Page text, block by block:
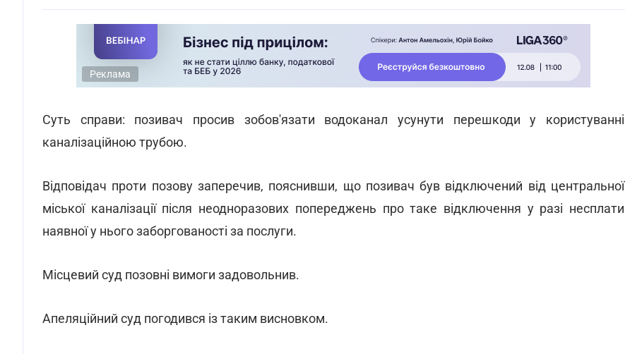
Реклама
Суть справи: позивач просив зобов'язати водоканал усунути перешкоди у користуванні
каналізаційною трубою.
Відповідач проти позову заперечив, пояснивши, що позивач був відключений від центральної
міської каналізації після неодноразових попереджень про таке відключення у разі несплати
наявної у нього заборгованості за послуги.
Місцевий суд позовні вимоги задовольнив.
Апеляційний суд погодився із таким висновком.